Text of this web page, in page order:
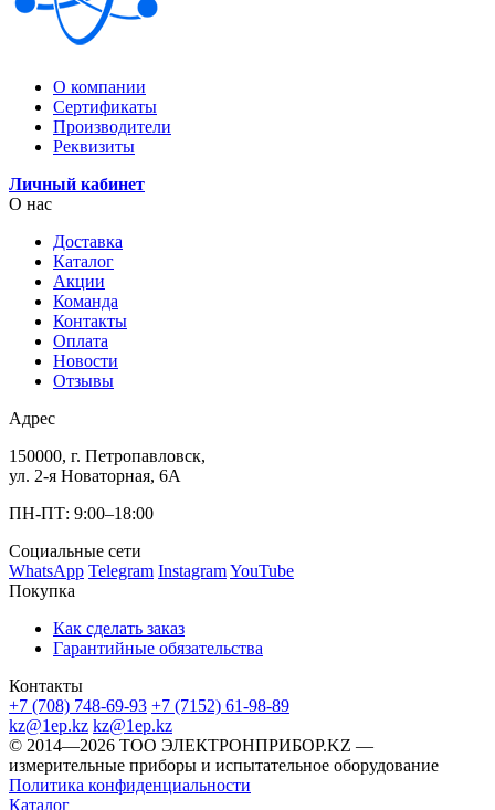
О компании
Сертификаты
Производители
Реквизиты
Личный кабинет
О нас
Доставка
Каталог
Акции
Команда
Контакты
Оплата
Новости
Отзывы
Адрес
150000, г. Петропавловск,
ул. 2-я Новаторная, 6А
ПН-ПТ: 9:00–18:00
Социальные сети
WhatsApp Telegram InstagramYouTube
Покупка
Как сделать заказ
Гарантийные обязательства
Контакты
+7 (708) 748-69-93 +7 (7152) 61-98-89
kz@1ep.kz kz@1ep.kz
©️ 2014—2026 ТОО ЭЛЕКТРОНПРИБОР.KZ —
измерительные приборы и испытательное оборудование
Политика конфиденциальности
Каталог